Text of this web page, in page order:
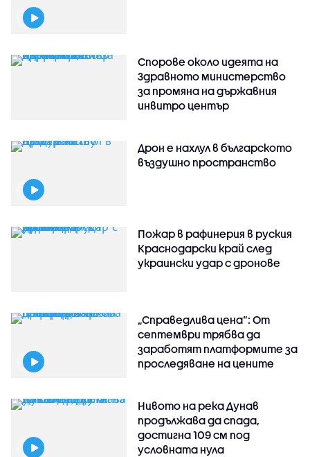
Спорове около идеята на
Здравното министерство
за промяна на държавния
инвитро център
Дрон е нахлул в българското
въздушно пространство
Пожар в рафинерия в руския
Краснодарски край след
украински удар с дронове
„Справедлива цена“: От
септември трябва да
заработят платформите за
проследяване на цените
Нивото на река Дунав
продължава да спада,
достигна 109 см под
условната нула